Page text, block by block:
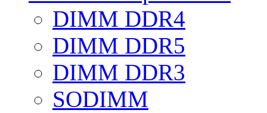
DIMM DDR4
DIMM DDR5
DIMM DDR3
SODIMM